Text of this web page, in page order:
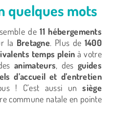
quelques mots
de11 hébergements
la Bretagne. Plus de 1400
temps plein à votre
animateurs, desguides
d’accueil et d’entretien
! C’est aussi un siège
commune natale en pointe